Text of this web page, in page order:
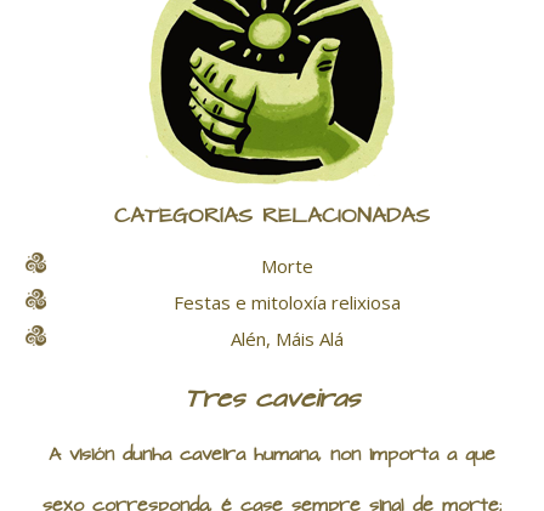
CATEGORÍAS RELACIONADAS
Morte
Festas e mitoloxía relixiosa
Alén, Máis Alá
Tres caveiras
A visión dunha caveira humana, non importa a que